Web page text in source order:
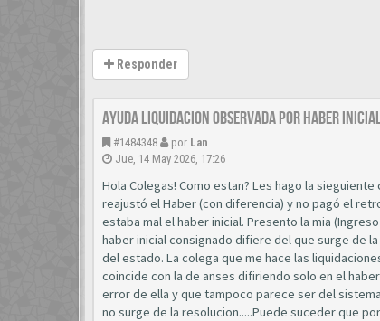
Responder
AYUDA LIQUIDACION OBSERVADA POR HABER
#1484348 por Lan
Jue, 14 May 2026, 17:26
Hola Colegas! Como estan? Les hago la
reajustó el Haber (con diferencia) y no pagó el
estaba mal el haber inicial. Presento la mia
haber inicial consignado difiere del que surge de
del estado. La colega que me hace las
coincide con la de anses difiriendo solo en el
error de ella y que tampoco parece ser del
no surge de la resolucion.....Puede suceder que